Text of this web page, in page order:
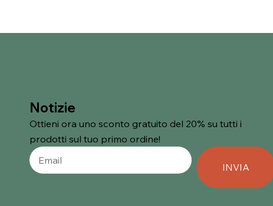
Notizie
Ottieni ora uno sconto gratuito del 20% su tutti i
prodotti sul tuo primo ordine!
INVIA